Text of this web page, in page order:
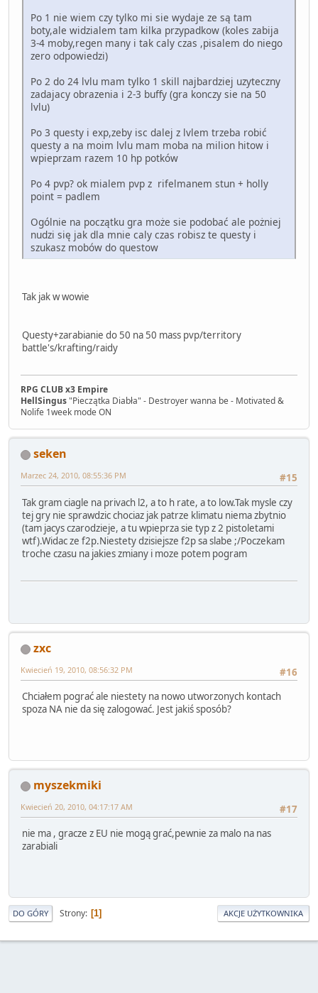
Po 1 nie wiem czy tylko mi sie wydaje ze są tam
boty,ale widzialem tam kilka przypadkow (koles zabija
3-4 moby,regen many i tak caly czas ,pisalem do niego
zero odpowiedzi)
Po 2 do 24 lvlu mam tylko 1 skill najbardziej uzyteczny
zadajacy obrazenia i 2-3 buffy (gra konczy sie na 50
lvlu)
Po 3 questy i exp,zeby isc dalej z lvlem trzeba robić
questy a na moim lvlu mam moba na milion hitow i
wpieprzam razem 10 hp potków
Po 4 pvp? ok mialem pvp z rifelmanem stun + holly
point = padlem
Ogólnie na początku gra może sie podobać ale pożniej
nudzi się jak dla mnie caly czas robisz te questy i
szukasz mobów do questow
Tak jak w wowie
Questy+zarabianie do 50 na 50 mass pvp/territory
battle's/krafting/raidy
RPG CLUB x3 Empire
HellSingus"Pieczątka Diabła" - Destroyer wanna be - Motivated &
Nolife 1week mode ON
seken
#15
Marzec 24, 2010, 08:55:36 PM
Tak gram ciagle na privach l2, a to h rate, a to low.Tak mysle czy
tej gry nie sprawdzic chociaz jak patrze klimatu niema zbytnio
(tam jacys czarodzieje, a tu wpieprza sie typ z 2 pistoletami
wtf).Widac ze f2p.Niestety dzisiejsze f2p sa slabe ;/Poczekam
troche czasu na jakies zmiany i moze potem pogram
zxc
#16
Kwiecień 19, 2010, 08:56:32 PM
Chciałem pograć ale niestety na nowo utworzonych kontach
spoza NA nie da się zalogować. Jest jakiś sposób?
myszekmiki
#17
Kwiecień 20, 2010, 04:17:17 AM
nie ma , gracze z EU nie mogą grać,pewnie za malo na nas
zarabiali
DO GÓRY Strony 1 AKCJE UŻYTKOWNIKA